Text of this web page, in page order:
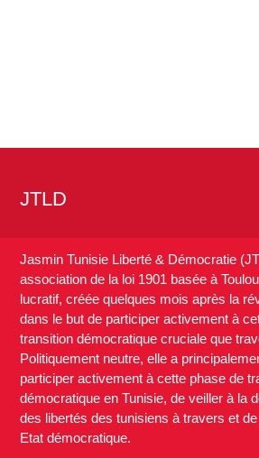
JTLD
Jasmin Tunisie Liberté & Démocratie
association de la loi 1901 basée à
lucratif, créée quelques mois après la
dans le but de participer activement à
transition démocratique cruciale que
Politiquement neutre, elle a
participer activement à cette phase de
démocratique en Tunisie, de veiller à la
des libertés des tunisiens à travers et de
Etat démocratique.